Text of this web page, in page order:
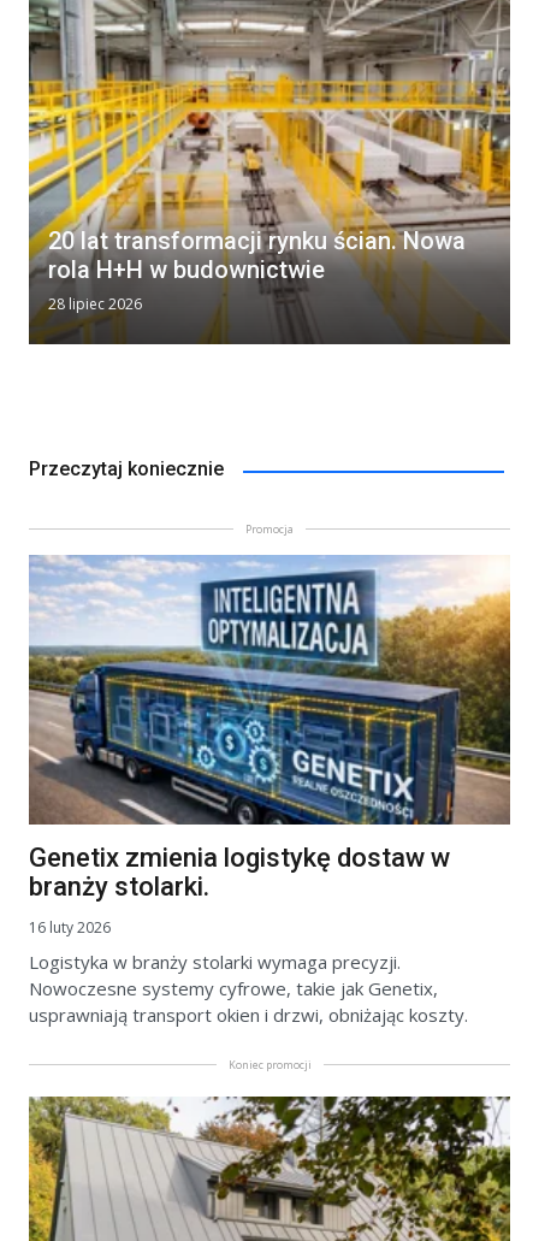
20 lat transformacji rynku ścian. Nowa
rola H+H w budownictwie
28 lipiec 2026
Przeczytaj koniecznie
Promocja
Genetix zmienia logistykę dostaw w
branży stolarki.
16 luty 2026
Logistyka w branży stolarki wymaga precyzji.
Nowoczesne systemy cyfrowe, takie jak Genetix,
usprawniają transport okien i drzwi, obniżając koszty.
Koniec promocji